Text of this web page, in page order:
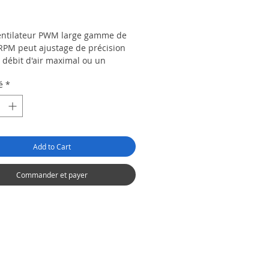
PWM large gamme de
peut ajustage de précision
d'air maximal ou un
de ventilateur est facile et
à retirer, à nettoyer ou
, tout comme son ventilateur
avec les CPU Intel i3 / i5
de socket LGA
1150/1151/1155/1156 mais
processeurs AMD avec les types
AMD FM1 / FM2 / FM2 / AM3 /
*
Add to Cart
Commander et payer